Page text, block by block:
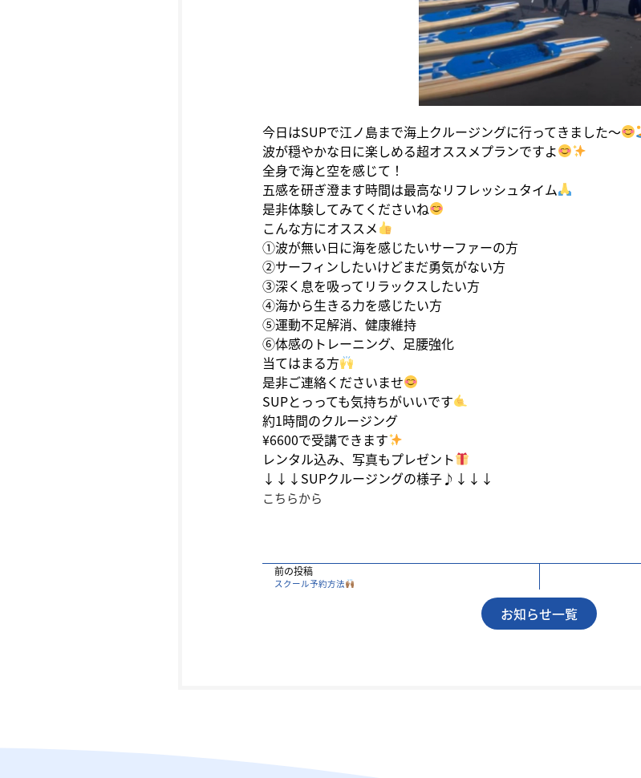
今日はSUPで江ノ島まで海上クルージングに行ってきました〜
波が穏やかな日に楽しめる超オススメプランですよ
全身で海と空を感じて！
五感を研ぎ澄ます時間は最高なリフレッシュタイム
是非体験してみてくださいね
こんな方にオススメ
①波が無い日に海を感じたいサーファーの方
②サーフィンしたいけどまだ勇気がない方
③深く息を吸ってリラックスしたい方
④海から生きる力を感じたい方
⑤運動不足解消、健康維持
⑥体感のトレーニング、足腰強化
当てはまる方
是非ご連絡くださいませ
SUPとっっても気持ちがいいです
約1時間のクルージング
¥6600で受講できます
レンタル込み、写真もプレゼント
↓↓↓SUPクルージングの様子♪↓↓↓
こちらから
前の投稿
スクール予約方法
お知らせ一覧